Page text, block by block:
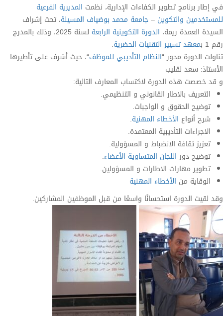
في إطار برنامج تطوير الكفاءات الإدارية، نظمت المديرية الفرعية
للمستخدمين والتكوين –جامعة محمد بوضياف المسيلة، تحت إشراف
السيدة العمدة ريمة، الدورة التكوينية الرابعة
لسنة 2025، وذلك بالمدرج
رقم 1 ب
معهد تسيير التقنيات الحضرية.
تناولت الدورة محور “النظام التأديبي للموظف“، حيث أشرف على تأطيرها
الأستاذ: سعد لقليب
و قد خصصت هذه الدورة لاكتساب المعارف التالية:
التعريف بالاطار القانوني و التنظيمي.
توضيح الحقوق و الواجبات.
شرح أنواع الأخطاء المهنية.
الاجراءات التأديبية المعتمدة.
تعزيز ثقافة الانضباط و المسؤولية.
توضيح دوراللجان المتساوية الأعضاء.
تطوير مهارات الاطارات و المسؤولين.
الوقاية من الأخطاء المهنية
وقد لقيت الدورة استحسانًا واسعًا من قبل الموظفين المشاركين.